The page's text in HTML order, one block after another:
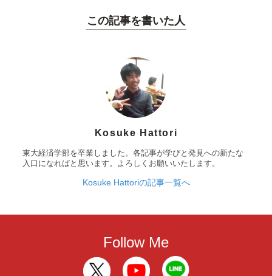
この記事を書いた人
Kosuke Hattori
東大経済学部を卒業しました。各記事が学びと発見への新たな
入口になればと思います。よろしくお願いいたします。
Kosuke Hattoriの記事一覧へ
Follow Me